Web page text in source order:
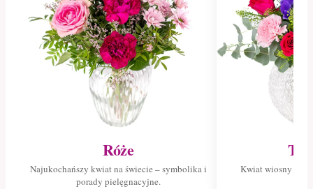
Róże
Najukochańszy kwiat na świecie – symbolika i
porady pielęgnacyjne.
Kwiat wiosny –